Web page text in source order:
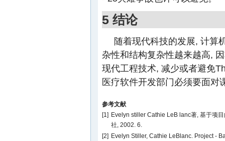
5 结论
随着现代科技的发展, 计算
杂性和结构复杂性越来越高,
现代工程技术, 减少或者避免
医疗软件开发部门必须要面对
参考文献
[1] Evelyn stiller Cathie LeB lanc著, 基于项
社, 2002. 6.
[2] Evelyn Stiller, Cathie LeBlanc. Project -